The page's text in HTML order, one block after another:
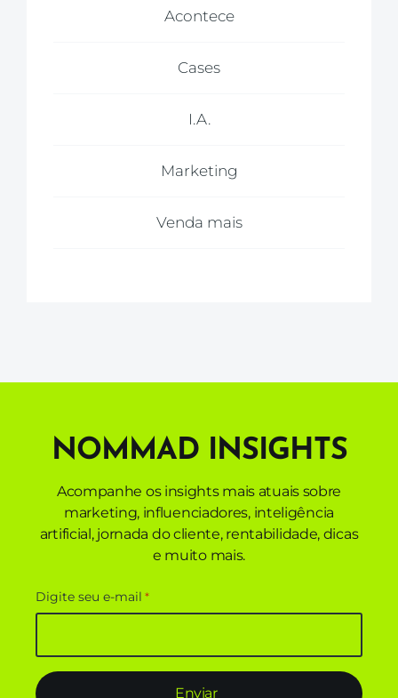
Acontece
Cases
I.A.
Marketing
Venda mais
NOMMAD INSIGHTS
Acompanhe os insights mais atuais sobre
marketing, influenciadores, inteligência
artificial, jornada do cliente, rentabilidade, dicas
e muito mais.
Digite seu e-mail *